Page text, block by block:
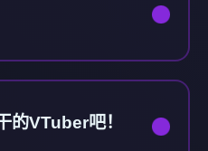
的VTuber吧！